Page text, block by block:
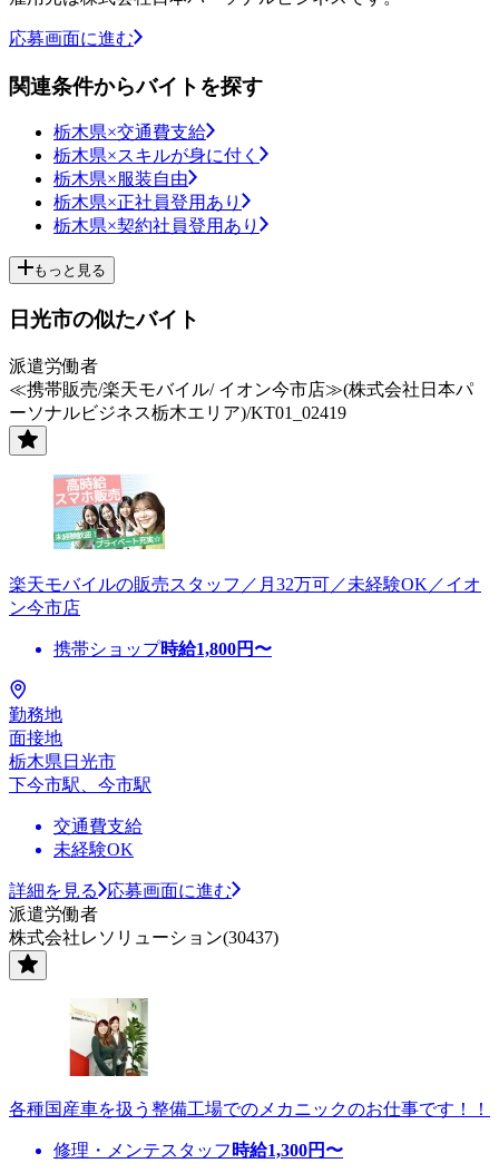
応募画面に進む
関連条件からバイトを探す
栃木県×交通費支給
栃木県×スキルが身に付く
栃木県×服装自由
栃木県×正社員登用あり
栃木県×契約社員登用あり
もっと見る
日光市の似たバイト
派遣労働者
≪携帯販売/楽天モバイル/ イオン今市店≫(株式会社日本パ
ーソナルビジネス栃木エリア)/KT01_02419
楽天モバイルの販売スタッフ／月32万可／未経験OK／イオ
ン今市店
携帯ショップ時給1,800円〜
勤務地
面接地
栃木県日光市
下今市駅、今市駅
交通費支給
未経験OK
詳細を見る
応募画面に進む
派遣労働者
株式会社レソリューション(30437)
各種国産車を扱う整備工場でのメカニックのお仕事です！！
修理・メンテスタッフ 時給1,300円〜